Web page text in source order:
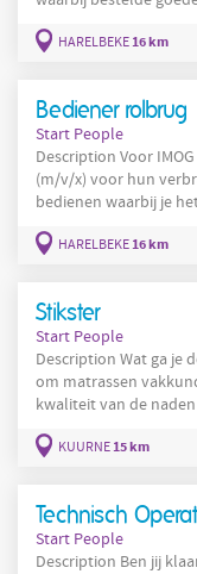
verbruiksgoederen,
en neem je contact op
HARELBEKE16 km
Bediener rolbrug
Start People
Description Voor IMOG zijn we op zoek naar een bediener rolbrug
(m/v/x) voor hun
bedienen waarbij je
vullen met een zo
de interne
HARELBEKE16 km
Stikster
Start People
Description Wat ga je doen? Bedienen van de tape-edge machine
om matrassen vakkundig dicht
kwaliteit van de naden en het
de productieafdeling
KUURNE15 km
Technisch
Start People
Description Ben jij klaar om deel uit te maken van de toekomst